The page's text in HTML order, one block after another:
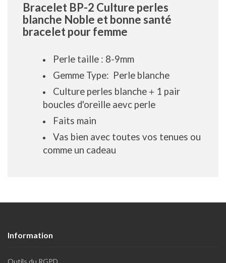
Bracelet BP-2 Culture perles
blanche Noble et bonne santé
bracelet pour femme
Perle taille : 8-9mm
Gemme Type: Perle blanche
Culture perles blanche＋1 pair
boucles d'oreille aevc perle
Faits main
Vas bien avec toutes vos tenues ou
comme un cadeau
Information